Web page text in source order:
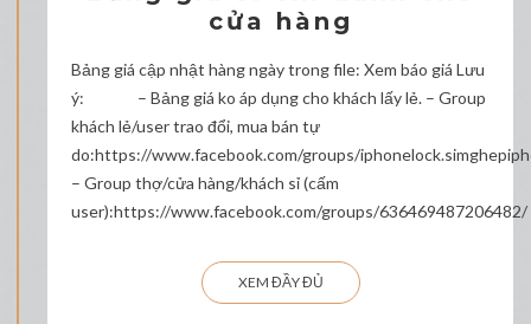
cửa hàng
Bảng giá cập nhật hàng ngày trong file: Xem báo giá Lưu
ý: – Bảng giá ko áp dụng cho khách lấy lẻ. – Group
khách lẻ/user trao đổi, mua bán tự
do:https://www.facebook.com/groups/
– Group thợ/cửa hàng/khách sỉ (cấm
user):https://www.facebook.com/groups/636469487206482/
XEM ĐẦY ĐỦ